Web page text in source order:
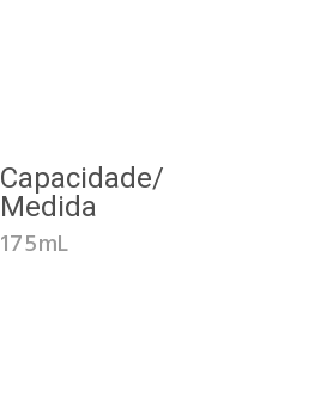
Capacidade/
Medida
175mL